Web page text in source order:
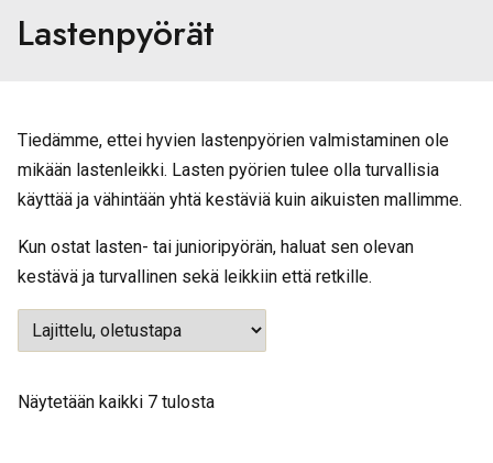
Lastenpyörät
Tiedämme, ettei hyvien lastenpyörien valmistaminen ole
mikään lastenleikki. Lasten pyörien tulee olla turvallisia
käyttää ja vähintään yhtä kestäviä kuin aikuisten mallimme.
Kun ostat lasten- tai junioripyörän, haluat sen olevan
kestävä ja turvallinen sekä leikkiin että retkille.
Näytetään kaikki 7 tulosta